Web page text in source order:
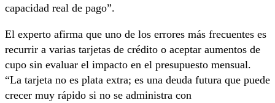
capacidad real de pago”.
El experto afirma que uno de los errores más frecuentes es
recurrir a varias tarjetas de crédito o aceptar aumentos de
cupo sin evaluar el impacto en el presupuesto mensual.
“La tarjeta no es plata extra; es una deuda futura que puede
crecer muy rápido si no se administra con